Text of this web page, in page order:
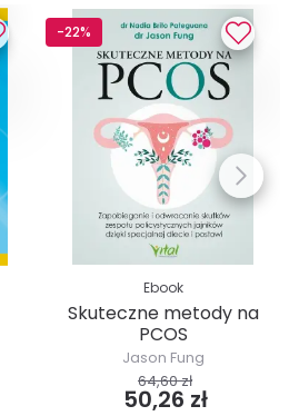
-22%
Ebook
Skuteczne metody na
PCOS
Jason Fung
64,60 zł
50,26 zł